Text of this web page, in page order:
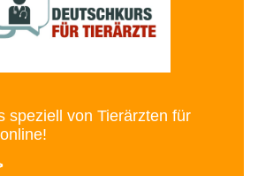
speziell von Tierärzten für